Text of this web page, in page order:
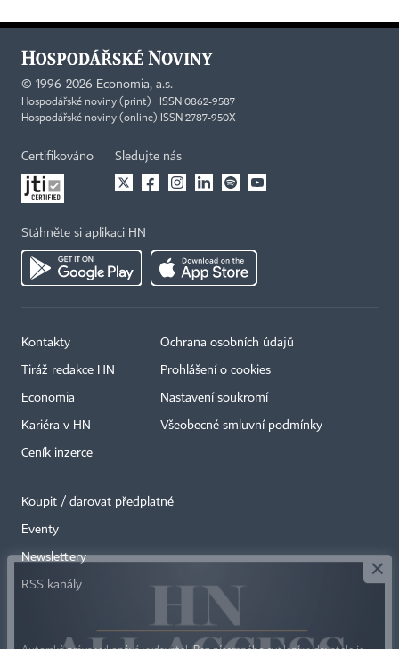
© 1996-2026 Economia, a.s.
Hospodářské noviny (print) ISSN 0862-9587
Hospodářské noviny (online) ISSN 2787-950X
Certifikováno Sledujte nás
Stáhněte si aplikaci HN
Kontakty
Tiráž redakce HN
Economia
Kariéra v HN
Ceník inzerce
Ochrana osobních údajů
Prohlášení o cookies
Nastavení soukromí
Všeobecné smluvní podmínky
Koupit / darovat předplatné
Eventy
Newslettery
RSS kanály